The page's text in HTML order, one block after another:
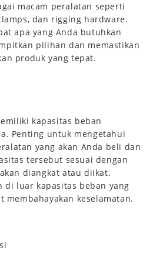
macam peralatan seperti
dan rigging hardware.
apa yang Anda butuhkan
pilihan dan memastikan
produk yang tepat.
kapasitas beban
Penting untuk mengetahui
yang akan Anda beli dan
tersebut sesuai dengan
diangkat atau diikat.
di luar kapasitas beban yang
membahayakan keselamatan.